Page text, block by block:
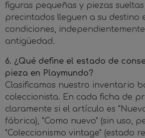
figuras pequeñas y piezas
precintados lleguen a su destino
condiciones,
antigüedad.
6. ¿Qué define el estado de
pieza en Playmundo?
Clasificamos nuestro inventario
coleccionista. En cada ficha de
claramente si el artículo es
fábrica), "Como nuevo" (sin uso,
"Coleccionismo vintage" (estado